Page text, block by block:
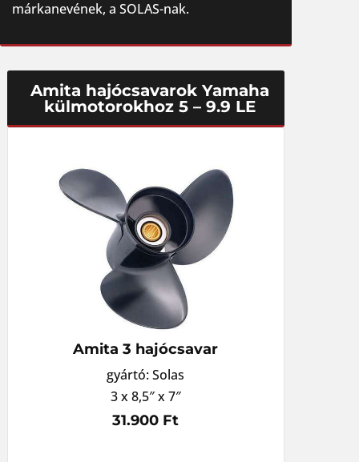
márkanevének, a SOLAS-nak.
Amita hajócsavarok Yamaha
külmotorokhoz 5 – 9.9 LE
Amita 3 hajócsavar
gyártó: Solas
3 x 8,5″ x 7″
31.900 Ft